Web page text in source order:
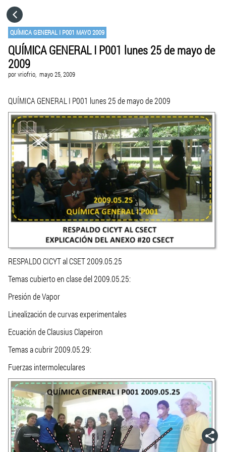
QUÍMICA GENERAL I P001 MAYO 2009
QUÍMICA GENERAL I P001 lunes 25 de mayo de
2009
porvriofrio, mayo 25, 2009
QUÍMICA GENERAL I P001 lunes 25 de mayo de 2009
RESPALDO CICYT al CSET 2009.05.25
Temas cubierto en clase del 2009.05.25:
Presión de Vapor
Linealización de curvas experimentales
Ecuación de Clausius Clapeiron
Temas a cubrir 2009.05.29:
Fuerzas intermoleculares
CATEGORÍAS
VISITA EL SITIO WEB